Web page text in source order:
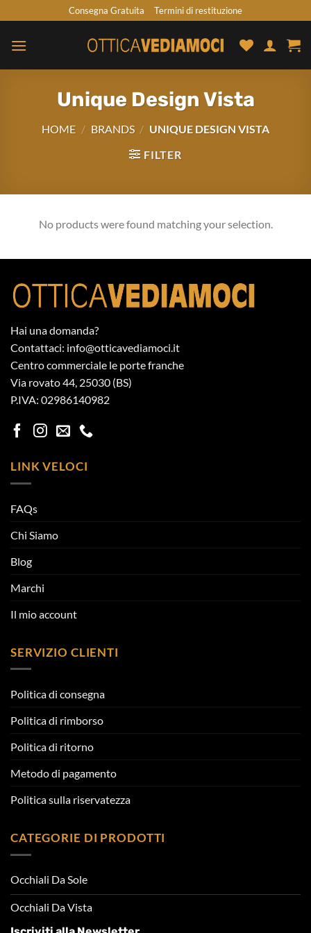
to
content
Consegna Gratuita Termini di restituzione
Unique Design Vista
HOME / BRANDS / UNIQUE DESIGN VISTA
FILTER
No products were found matching your selection.
Hai una domanda?
Contattaci: info@otticavediamoci.it
Centro commerciale le porte franche
Via rovato 44, 25030 (BS)
P.IVA: 02986140982
LINK VELOCI
FAQs
Chi Siamo
Blog
Marchi
Il mio account
SERVIZIO CLIENTI
Politica di consegna
Politica di rimborso
Politica di ritorno
Metodo di pagamento
Politica sulla riservatezza
CATEGORIE DI PRODOTTI
Occhiali Da Sole
Occhiali Da Vista